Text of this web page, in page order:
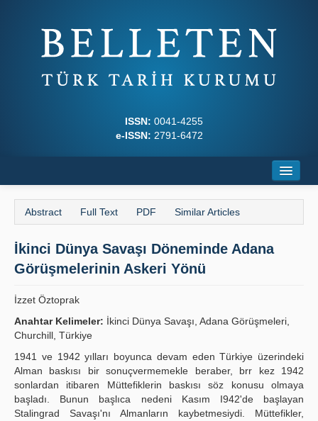
ISSN: 0041-4255
e-ISSN: 2791-6472
About
Journal Boards
Writing Rules
Principles
Publication Policies
Abstract Full Text PDF Similar Articles
İkinci Dünya Savaşı Döneminde Adana
Görüşmelerinin Askeri Yönü
İzzet Öztoprak
Anahtar Kelimeler: İkinci Dünya Savaşı, Adana Görüşmeleri,
Churchill, Türkiye
1941 ve 1942 yılları boyunca devam eden Türkiye üzerindeki
Alman baskısı bir sonuçvermemekle beraber, brr kez 1942
sonlardan itibaren Müttefiklerin baskısı söz konusu olmaya
başladı. Bunun başlıca nedeni Kasım I942'de başlayan
Stalingrad Savaşı'nı Almanların kaybetmesiydi. Müttefikler,